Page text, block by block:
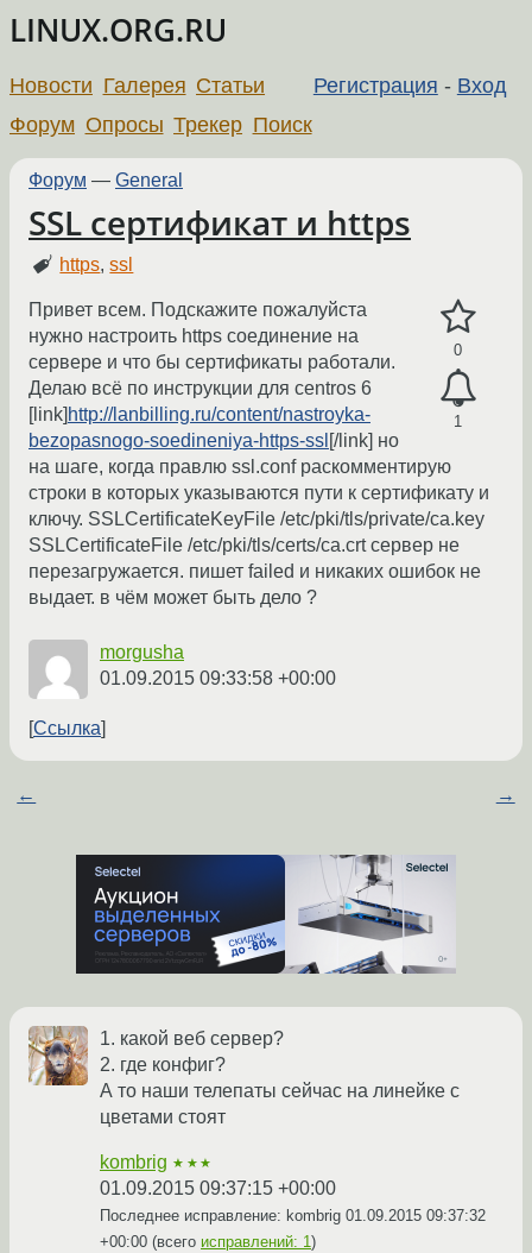
LINUX.ORG.RU
Регистрация - Вход
Новости Галерея Статьи
Форум Опросы Трекер Поиск
Форум — General
SSL сертификат и https
https,ssl
0
1
Привет всем. Подскажите пожалуйста
нужно настроить https соединение на
сервере и что бы сертификаты работали.
Делаю всё по инструкции для centros 6
[link] http://lanbilling.ru/content/nastroyka-
bezopasnogo-soedineniya-https-ssl [/link] но
на шаге, когда правлю ssl.conf раскомментирую
строки в которых указываются пути к сертификату и
ключу. SSLCertificateKeyFile /etc/pki/tls/private/ca.key
SSLCertificateFile /etc/pki/tls/certs/ca.crt сервер не
перезагружается. пишет failed и никаких ошибок не
выдает. в чём может быть дело ?
morgusha
01.09.2015 09:33:58 +00:00
Ссылка
← →
1. какой веб сервер?
2. где конфиг?
А то наши телепаты сейчас на линейке с
цветами стоят
kombrig ★★★
01.09.2015 09:37:15 +00:00
Последнее исправление: kombrig 01.09.2015 09:37:32
+00:00 (всего исправлений: 1)